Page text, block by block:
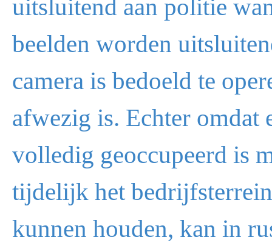
uitsluitend aan politie
beelden worden
camera is bedoeld te
afwezig is. Echter omdat
volledig geoccupeerd is
tijdelijk het
kunnen houden, kan in